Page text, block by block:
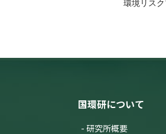
環境リス
国環研について
研究所概要